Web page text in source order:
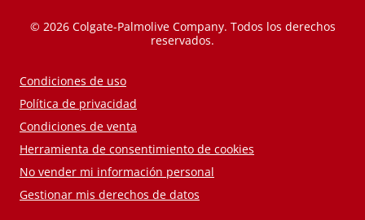
© 2026 Colgate-Palmolive Company. Todos los derechos
reservados.
Condiciones de uso
Política de privacidad
Condiciones de venta
Herramienta de consentimiento de cookies
No vender mi información personal
Gestionar mis derechos de datos